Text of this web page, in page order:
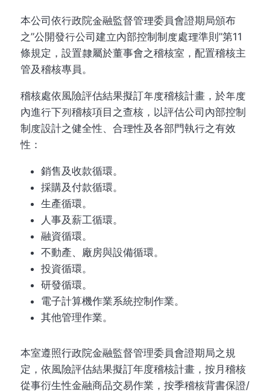
本公司依行政院金融監督管理委員會證期局頒布
之”公開發行公司建立內部控制制度處理準則”第11
條規定，設置隸屬於董事會之稽核室，配置稽核主
管及稽核專員。
稽核處依風險評估結果擬訂年度稽核計畫，於年度
內進行下列稽核項目之查核，以評估公司內部控制
制度設計之健全性、合理性及各部門執行之有效
性：
銷售及收款循環。
採購及付款循環。
生產循環。
人事及薪工循環。
融資循環。
不動產、廠房與設備循環。
投資循環。
研發循環。
電子計算機作業系統控制作業。
其他管理作業。
本室遵照行政院金融監督管理委員會證期局之規
定，依風險評估結果擬訂年度稽核計畫，按月稽核
從事衍生性金融商品交易作業，按季稽核背書保證/